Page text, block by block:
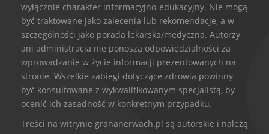
wyłącznie charakter informacyjno-edukacyjny. Nie mogą
być traktowane jako zalecenia lub rekomendacje, a w
szczególności jako porada lekarska/medyczna. Autorzy
ani administracja nie ponoszą odpowiedzialności za
wprowadzanie w życie informacji prezentowanych na
stronie. Wszelkie zabiegi dotyczące zdrowia powinny
być konsultowane z wykwalifikowanym specjalistą, by
ocenić ich zasadność w konkretnym przypadku.
Treści na witrynie grananerwach.pl są autorskie i należą